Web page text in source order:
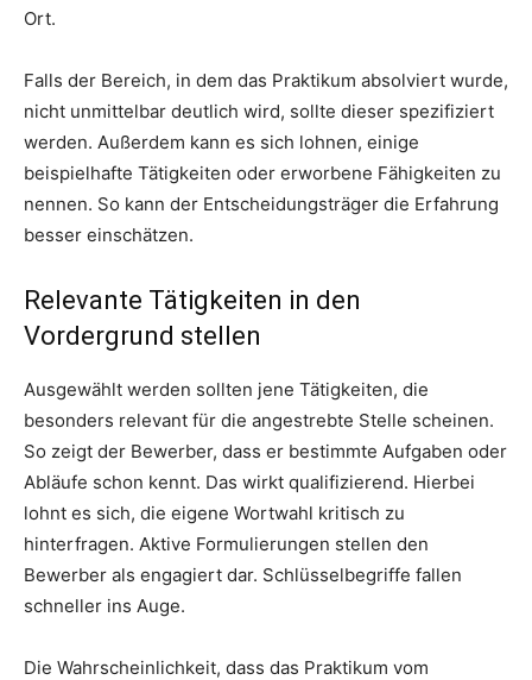
Ort.
Falls der Bereich, in dem das Praktikum absolviert wurde,
nicht unmittelbar deutlich wird, sollte dieser spezifiziert
werden. Außerdem kann es sich lohnen, einige
beispielhafte Tätigkeiten oder erworbene Fähigkeiten zu
nennen. So kann der Entscheidungsträger die Erfahrung
besser einschätzen.
Relevante Tätigkeiten in den
Vordergrund stellen
Ausgewählt werden sollten jene Tätigkeiten, die
besonders relevant für die angestrebte Stelle scheinen.
So zeigt der Bewerber, dass er bestimmte Aufgaben oder
Abläufe schon kennt. Das wirkt qualifizierend. Hierbei
lohnt es sich, die eigene Wortwahl kritisch zu
hinterfragen. Aktive Formulierungen stellen den
Bewerber als engagiert dar. Schlüsselbegriffe fallen
schneller ins Auge.
Die Wahrscheinlichkeit, dass das Praktikum vom